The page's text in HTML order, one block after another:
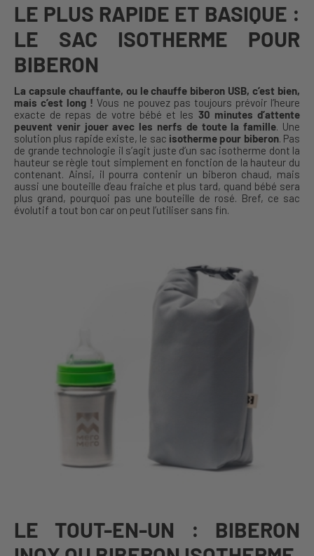
LE PLUS RAPIDE ET BASIQUE :
LE SAC ISOTHERME POUR
BIBERON
La capsule chauffante, ou le chauffe biberon USB, c’est bien,
mais c’est long ! Vous ne pouvez pas toujours prévoir l’heure
exacte de repas de votre bébé et les 30 minutes d’attente
peuvent venir jouer avec les nerfs de toute la famille. Une
solution plus rapide existe, le sac isotherme pour biberon. Pas
de grande technologie il s’agit juste d’un sac isotherme dont la
hauteur se règle tout simplement en fonction de la hauteur du
contenant. Ainsi, il pourra contenir un biberon chaud, mais
aussi une bouteille d’eau fraiche et plus tard, quand bébé sera
plus grand, pourquoi pas une bouteille de rosé. Bref, ce sac
évolutif a tout bon car on peut l’utiliser sans fin.
LE TOUT-EN-UN : BIBERON